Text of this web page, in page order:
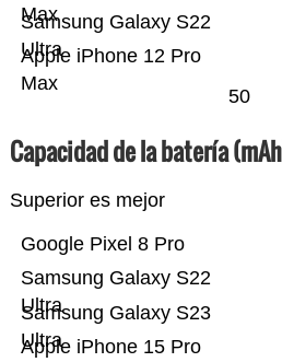
Apple iPhone 12 Pro
Max
Samsung Galaxy S22
Ultra
Max
50
Capacidad de la batería
Superior es mejor
Apple iPhone 15 Pro
Samsung Galaxy S23
Ultra
Samsung Galaxy S22
Ultra
Google Pixel 8 Pro